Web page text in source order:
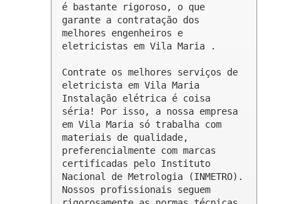
é bastante rigoroso, o que
garante a contratação dos
melhores engenheiros e
eletricistas em Vila Maria .
Contrate os melhores serviços de
eletricista em Vila Maria
Instalação elétrica é coisa
séria! Por isso, a nossa empresa
em Vila Maria só trabalha com
materiais de qualidade,
preferencialmente com marcas
certificadas pelo Instituto
Nacional de Metrologia (INMETRO).
Nossos profissionais seguem